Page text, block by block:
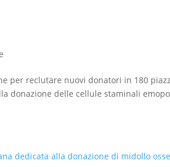
per reclutare nuovi donatori in 180
donazione delle cellule staminali